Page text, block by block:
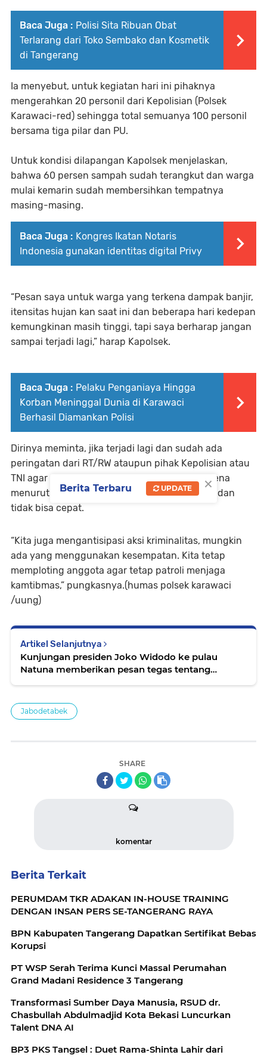
Baca Juga : Polisi Sita Ribuan Obat
Terlarang dari Toko Sembako dan Kosmetik
di Tangerang
Ia menyebut, untuk kegiatan hari ini pihaknya
mengerahkan 20 personil dari Kepolisian (Polsek
Karawaci-red) sehingga total semuanya 100 personil
bersama tiga pilar dan PU.
Untuk kondisi dilapangan Kapolsek menjelaskan,
bahwa 60 persen sampah sudah terangkut dan warga
mulai kemarin sudah membersihkan tempatnya
masing-masing.
Baca Juga : Kongres Ikatan Notaris
Indonesia gunakan identitas digital Privy
“Pesan saya untuk warga yang terkena dampak banjir,
itensitas hujan kan saat ini dan beberapa hari kedepan
kemungkinan masih tinggi, tapi saya berharap jangan
sampai terjadi lagi,” harap Kapolsek.
Baca Juga : Pelaku Penganiaya Hingga
Korban Meninggal Dunia di Karawaci
Berhasil Diamankan Polisi
Dirinya meminta, jika terjadi lagi dan sudah ada
peringatan dari RT/RW ataupun pihak Kepolisian atau
TNI agar warga segera keluar mengungsi. Karena
menurutnya, proses evakuasi itu tidak mudah dan
tidak bisa cepat.
“Kita juga mengantisipasi aksi kriminalitas, mungkin
ada yang menggunakan kesempatan. Kita tetap
memploting anggota agar tetap patroli menjaga
kamtibmas,” pungkasnya.(humas polsek karawaci
/uung)
Artikel Selanjutnya
Kunjungan presiden Joko Widodo ke pulau
Natuna memberikan pesan tegas tentang
Jabodetabek
SHARE
komentar
Berita Terkait
PERUMDAM TKR ADAKAN IN-HOUSE TRAINING
DENGAN INSAN PERS SE-TANGERANG RAYA
BPN Kabupaten Tangerang Dapatkan Sertifikat Bebas
Korupsi
PT WSP Serah Terima Kunci Massal Perumahan
Grand Madani Residence 3 Tangerang
Transformasi Sumber Daya Manusia, RSUD dr.
Chasbullah Abdulmadjid Kota Bekasi Luncurkan
Talent DNA AI
BP3 PKS Tangsel : Duet Rama-Shinta Lahir dari
×
Berita Terbaru UPDATE